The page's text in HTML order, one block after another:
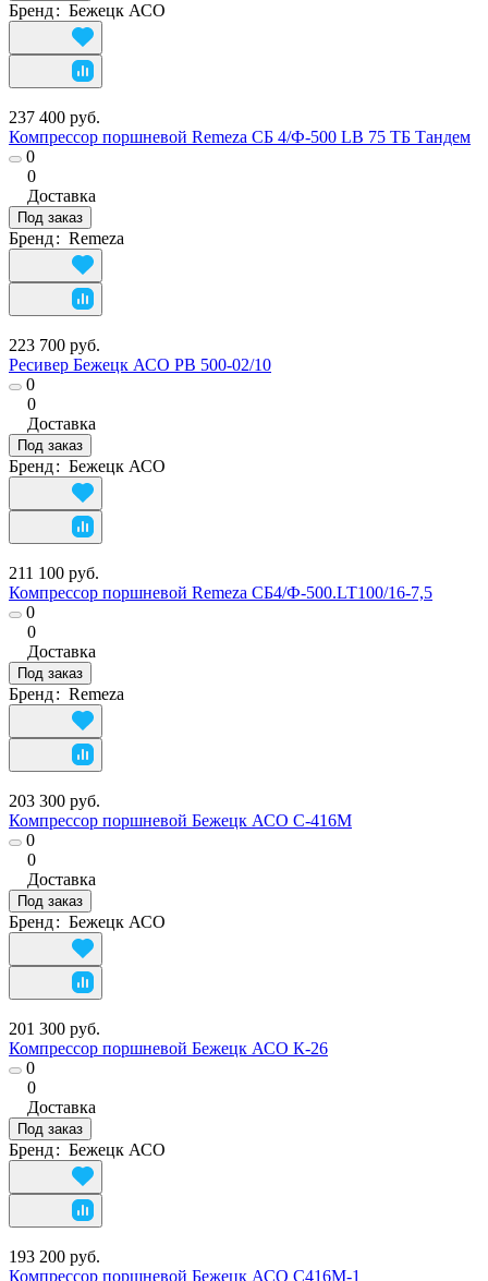
Бренд: Бежецк АСО
237 400 руб.
Компрессор поршневой Remeza СБ 4/Ф-500 LB 75 ТБ Тандем
0
0
Доставка
Под заказ
Бренд: Remeza
223 700 руб.
Ресивер Бежецк АСО РВ 500-02/10
0
0
Доставка
Под заказ
Бренд: Бежецк АСО
211 100 руб.
Компрессор поршневой Remeza СБ4/Ф-500.LT100/16-7,5
0
0
Доставка
Под заказ
Бренд: Remeza
203 300 руб.
Компрессор поршневой Бежецк АСО С-416М
0
0
Доставка
Под заказ
Бренд: Бежецк АСО
201 300 руб.
Компрессор поршневой Бежецк АСО К-26
0
0
Доставка
Под заказ
Бренд: Бежецк АСО
193 200 руб.
Компрессор поршневой Бежецк АСО С416М-1